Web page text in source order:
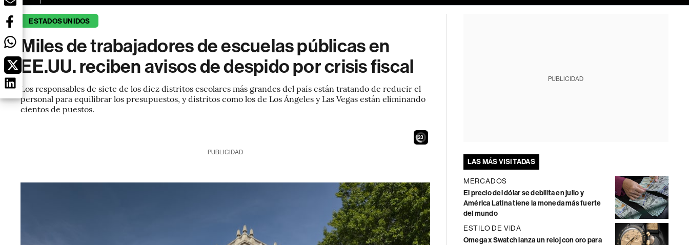
ESTADOS UNIDOS
Miles de trabajadores de escuelas públicas en
EE.UU. reciben avisos de despido por crisis fiscal
Los responsables de siete de los diez distritos escolares más grandes del país están tratando de reducir el
personal para equilibrar los presupuestos, y distritos como los de Los Ángeles y Las Vegas están eliminando
cientos de puestos.
21
PUBLICIDAD
PUBLICIDAD
LAS MÁS VISITADAS
MERCADOS
El precio del dólar se debilita en julio y
América Latina tiene la moneda más fuerte
del mundo
ESTILO DE VIDA
Omega x Swatch lanza un reloj con oro para